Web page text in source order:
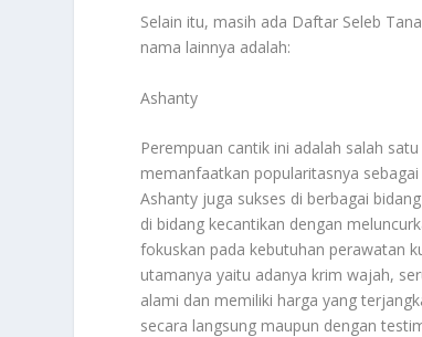
Selain itu, masih ada Daftar Seleb
nama lainnya adalah:
Ashanty
Perempuan cantik ini adalah salah
memanfaatkan popularitasnya
Ashanty juga sukses di berbagai
di bidang kecantikan dengan
fokuskan pada kebutuhan perawatan
utamanya yaitu adanya krim wajah,
alami dan memiliki harga yang
secara langsung maupun dengan